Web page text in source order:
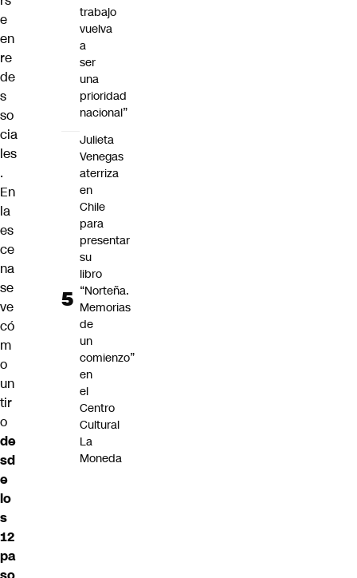
e
en
re
de
s
so
cia
les
.
En
la
es
ce
na
se
ve
có
m
o
un
tir
o
de
sd
e
lo
s
12
pa
trabajo
vuelva
a
ser
una
prioridad
nacional”
Julieta
Venegas
aterriza
en
Chile
para
presentar
su
libro
“Norteña.
Memorias
de
un
comienzo”
en
el
Centro
Cultural
La
Moneda